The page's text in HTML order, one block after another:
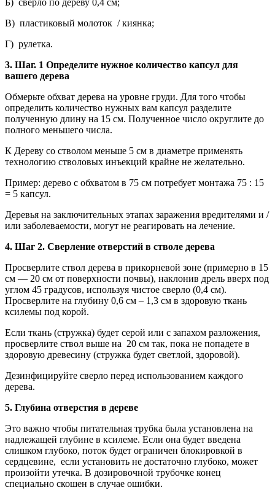
Б) сверло по дереву 0,4 см;
В) пластиковый молоток / киянка;
Г) рулетка.
3. Шаг. 1 Определите нужное количество капсул для
вашего дерева
Обмерьте обхват дерева на уровне груди. Для того чтобы
определить количество нужных вам капсул разделите
полученную длину на 15 см. Полученное число округлите до
полного меньшего числа.
К Дереву со стволом меньше 5 см в диаметре применять
технологию стволовых инъекций крайне не желательно.
Пример: дерево с обхватом в 75 см потребует монтажа 75 : 15
= 5 капсул.
Деревья на заключительных этапах заражения вредителями и /
или заболеваемости, могут не реагировать на лечение.
4. Шаг 2. Сверление отверстий в стволе дерева
Просверлите ствол дерева в прикорневой зоне (примерно в 15
см — 20 см от поверхности почвы), наклонив дрель вверх под
углом 45 градусов, используя чистое сверло (0,4 см).
Просверлите на глубину 0,6 см – 1,3 см в здоровую ткань
ксилемы под корой.
Если ткань (стружка) будет серой или с запахом разложения,
просверлите ствол выше на 20 см так, пока не попадете в
здоровую древесину (стружка будет светлой, здоровой).
Дезинфицируйте сверло перед использованием каждого
дерева.
5. Глубина отверстия в дереве
Это важно чтобы питательная трубка была установлена на
надлежащей глубине в ксилеме. Если она будет введена
слишком глубоко, поток будет ограничен блокировкой в
сердцевине, если установить не достаточно глубоко, может
произойти утечка. В дозировочной трубочке конец
специально скошен в случае ошибки.